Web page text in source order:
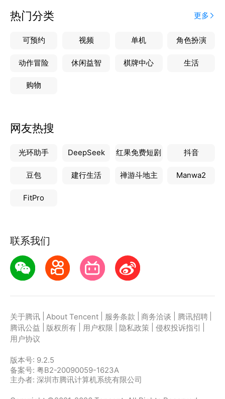
使用简单又快速，3秒钟完成一笔记账，也可以连续记
账。
日常记帐 - 记录支出和收入、规划预算、计算结余。
【规划预算】
算。
你可以新增、编辑、删除、隐藏自己资产，支持现金、
银行卡、储蓄卡、虚拟账户、固定资产、投资、负债和
外币收入等情况下带来使用上的便利
【计算结余】
记帐后自动计算结余并展示。
秒启动，无启动广告，可以单笔记账和连续记多笔账。
【数据安全】
数据可以导出、本地备份、云备份和恢复，我们不会收
集用户记账数据，数据完全由你掌握。
记帐后自动生成资金统计图表，可按周、月、年、查看
支出、收入的趋势。
热门分类 更多
可预约 视频 单机 角色扮演
动作冒险 休闲益智 棋牌中心 生活
购物
网友热搜
光环助手 DeepSeek 红果免费短剧 抖音
豆包 建行生活 禅游斗地主 Manwa2
FitPro
联系我们
关于腾讯 About Tencent 服务条款 商务洽谈 腾讯招聘
腾讯公益
版权所有 用户权限 隐私政策 侵权投诉指引
用户协议
版本号: 9.2.5
备案号: 粤B2-20090059-1623A
主办者: 深圳市腾讯计算机系统有限公司